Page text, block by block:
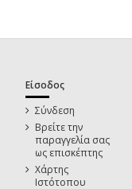
Είσοδος
Σύνδεση
Βρείτε την
παραγγελία σας
ως επισκέπτης
Χάρτης
Ιστότοπου